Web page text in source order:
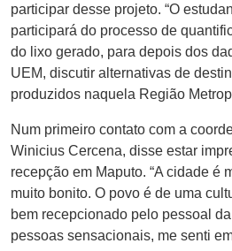
participar desse projeto. “O
participará do processo de
do lixo gerado, para depois dos
UEM, discutir alternativas de
produzidos naquela Região
Num primeiro contato com a
Winicius Cercena, disse estar
recepção em Maputo. “A cidade é
muito bonito. O povo é de uma
bem recepcionado pelo pessoal
pessoas sensacionais, me senti